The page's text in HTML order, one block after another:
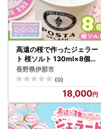
高遠の桜で作ったジェラー
ト 桜ソルト 130ml×8個【
018-23】
長野県伊那市
(0)
18,000